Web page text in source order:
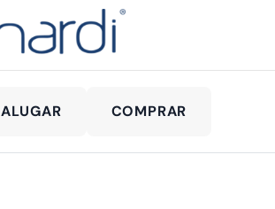
ALUGAR COMPRAR